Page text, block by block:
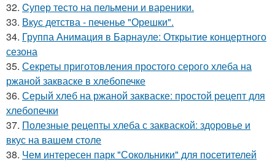
32. Cупер тесто на пельмени и вареники.
33. Вкус детства - печенье "Орешки".
34. Группа Анимация в Барнауле: Открытие концертного
сезона
35. Секреты приготовления простого серого хлеба на
ржаной закваске в хлебопечке
36. Серый хлеб на ржаной закваске: простой рецепт для
хлебопечки
37. Полезные рецепты хлеба с закваской: здоровье и
вкус на вашем столе
38. Чем интересен парк "Сокольники" для посетителей